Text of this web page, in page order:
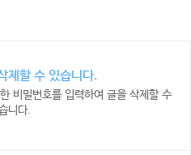
제할 수 있습니다.
비밀번호를 입력하여 글을 삭제할 수
니다.